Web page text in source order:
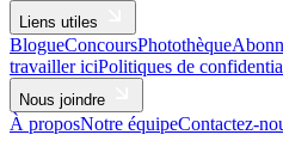
Liens utiles
BlogueConcoursPhotothèque
travailler iciPolitiques de
Nous joindre
À proposNotre équipeContactez-